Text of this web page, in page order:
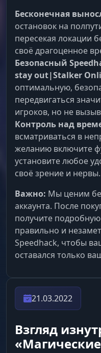
Бесконечная
остановок на
пересекая локации
своё драгоценное
Безопасный
stay out|Stalker
оптимальную,
передвигаться
игроков, но не
Контроль над
всматриваться в
желанию включите
установите любое
своё зрение и нервы.
Важно: Мы ценим
аккаунта. После
получите
правильно и
Speedhack, чтобы
оставался только
21.03.2022
Взгляд